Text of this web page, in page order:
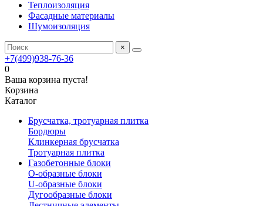
Теплоизоляция
Фасадные материалы
Шумоизоляция
×
+7(499)938-76-36
0
Ваша корзина пуста!
Корзина
Каталог
Брусчатка, тротуарная плитка
Бордюры
Клинкерная брусчатка
Тротуарная плитка
Газобетонные блоки
O-образные блоки
U-образные блоки
Дугообразные блоки